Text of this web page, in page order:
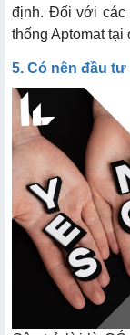
định. Đối với các
thống Aptomat tại
5. Có nên đầu